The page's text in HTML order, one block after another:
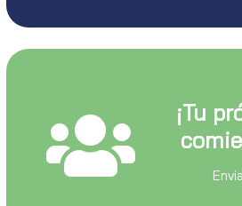
¡Tu